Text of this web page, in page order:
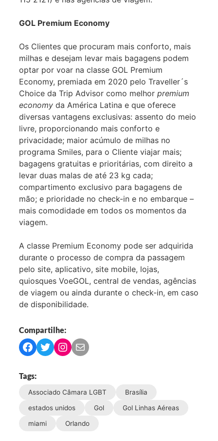
GOL Premium Economy
Os Clientes que procuram mais conforto, mais
milhas e desejam levar mais bagagens podem
optar por voar na classe GOL Premium
Economy, premiada em 2020 pelo Traveller´s
Choice da Trip Advisor como melhorpremium
economy da América Latina e que oferece
diversas vantagens exclusivas: assento do meio
livre, proporcionando mais conforto e
privacidade; maior acúmulo de milhas no
programa Smiles, para o Cliente viajar mais;
bagagens gratuitas e prioritárias, com direito a
levar duas malas de até 23 kg cada;
compartimento exclusivo para bagagens de
mão; e prioridade no check-in e no embarque –
mais comodidade em todos os momentos da
viagem.
A classe Premium Economy pode ser adquirida
durante o processo de compra da passagem
pelo site, aplicativo, site mobile, lojas,
quiosques VoeGOL, central de vendas, agências
de viagem ou ainda durante o check-in, em caso
de disponibilidade.
Compartilhe:
C
p
a
r
i
C
a
r
C
a
r
i
C
a
i
Tags:
Associado Câmara LGBT
Brasília
estados unidos
Gol
Gol Linhas Aéreas
miami
Orlando